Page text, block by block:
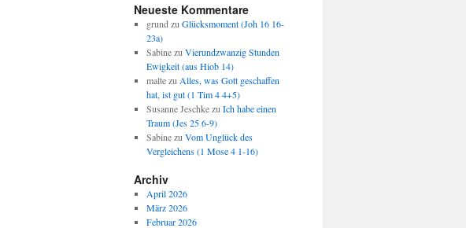
Neueste Kommentare
grundzuGlücksmoment (Joh 16 16-
23a)
SabinezuVierundzwanzig Stunden
Ewigkeit (aus Hiob 14)
maltezuAlles, was Gott geschaffen
hat, ist gut (1 Tim 4 4+5)
Susanne JeschkezuIch habe einen
Traum (Jes 25 6-9)
SabinezuVom Unglück des
Vergleichens (1 Mose 4 1-16)
Archiv
April 2026
März 2026
Februar 2026